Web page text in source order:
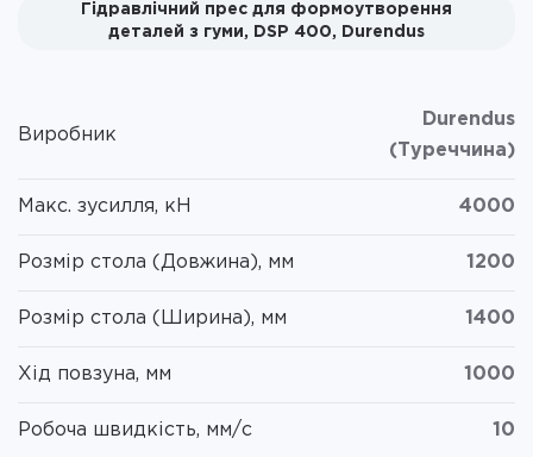
Гідравлічний прес для формоутворення
деталей з гуми, DSP 400, Durendus
Виробник
Durendus
(Туреччина)
Макс. зусилля, кН 4000
Розмір стола (Довжина), мм 1200
Розмір стола (Ширина), мм 1400
Хід повзуна, мм 1000
Робоча швидкість, мм/с 10